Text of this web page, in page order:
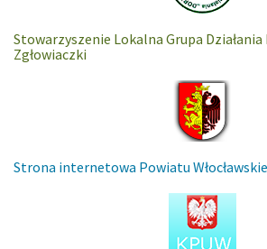
Stowarzyszenie Lokalna Grupa Działania
Zgłowiaczki
Strona internetowa Powiatu